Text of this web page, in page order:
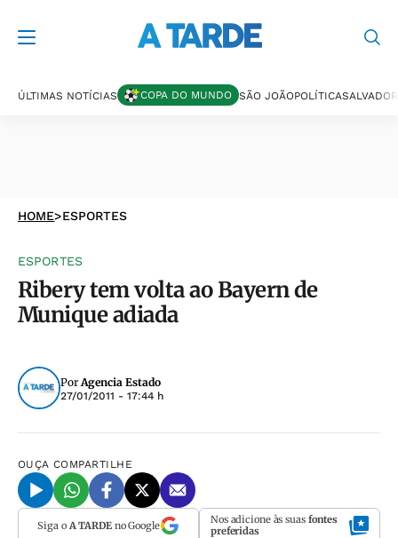
ÚLTIMAS NOTÍCIAS COPA DO MUNDO SÃO JOÃOPOLÍTICASALVADOR
HOME>ESPORTES
ESPORTES
Ribery tem volta ao Bayern de
Munique adiada
PorAgencia Estado
27/01/2011 - 17:44 h
OUÇA COMPARTILHE
Siga o A TARDEno Google Nos adicione às suas fontes
preferidas